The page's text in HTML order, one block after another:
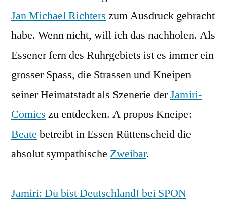
Jan Michael Richters zum Ausdruck gebracht
habe. Wenn nicht, will ich das nachholen. Als
Essener fern des Ruhrgebiets ist es immer ein
grosser Spass, die Strassen und Kneipen
seiner Heimatstadt als Szenerie derJamiri-
Comics zu entdecken. A propos Kneipe:
Beate betreibt in Essen Rüttenscheid die
absolut sympathische Zweibar.
Jamiri: Du bist Deutschland! bei SPON